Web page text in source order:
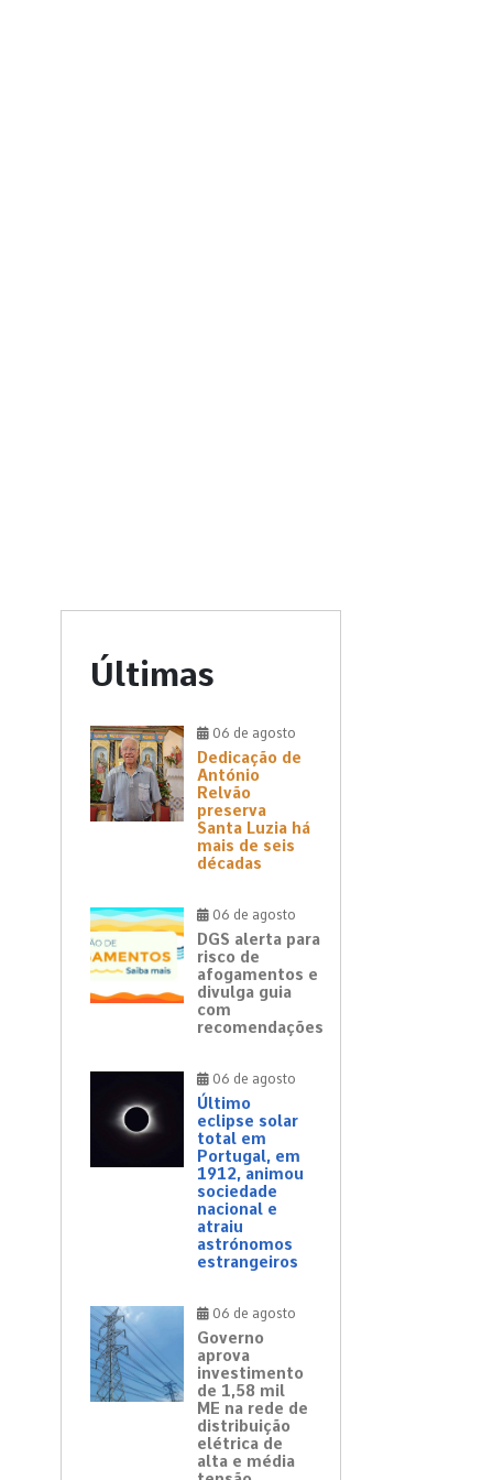
Últimas
06 de agosto
Dedicação de
António
Relvão
preserva
Santa Luzia há
mais de seis
décadas
06 de agosto
DGS alerta para
risco de
afogamentos e
divulga guia
com
recomendações
06 de agosto
Último
eclipse solar
total em
Portugal, em
1912, animou
sociedade
nacional e
atraiu
astrónomos
estrangeiros
06 de agosto
Governo
aprova
investimento
de 1,58 mil
ME na rede de
distribuição
elétrica de
alta e média